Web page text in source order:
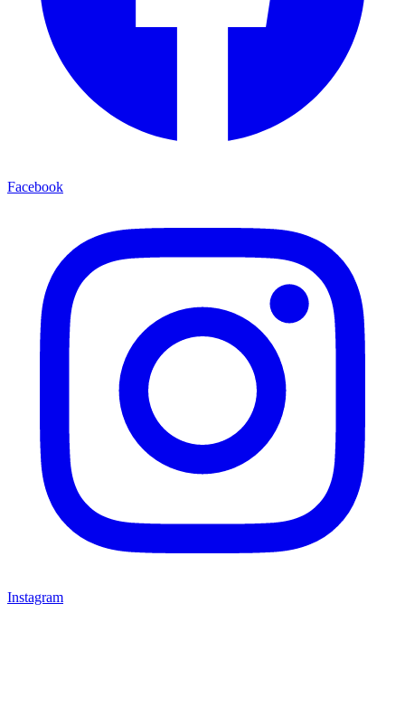
Facebook
Instagram